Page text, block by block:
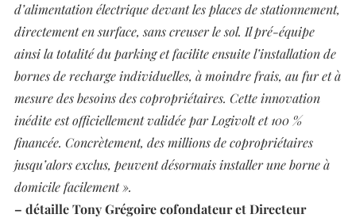
d’alimentation électrique devant les places de stationnement,
directement en surface, sans creuser le sol. Il pré-équipe
ainsi la totalité du parking et facilite ensuite l’installation de
bornes de recharge individuelles, à moindre frais, au fur et à
mesure des besoins des copropriétaires. Cette innovation
inédite est officiellement validée par Logivolt et 100 %
financée. Concrètement, des millions de copropriétaires
jusqu’alors exclus, peuvent désormais installer une borne à
domicile facilement ».
– détaille Tony Grégoire cofondateur et Directeur